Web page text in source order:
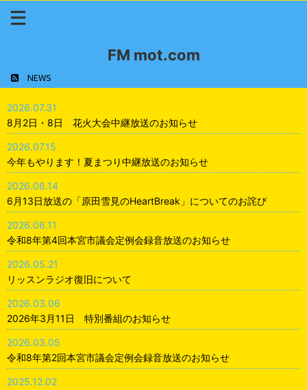
FM mot.com
NEWS
2026.07.31
8月2日・8日 花火大会中継放送のお知らせ
2026.07.15
今年もやります！夏まつり中継放送のお知らせ
2026.06.14
6月13日放送の「原田雪見のHeartBreak」についてのお詫び
2026.06.11
令和8年第4回本宮市議会定例会録音放送のお知らせ
2026.05.21
リッスンラジオ復旧について
2026.03.06
2026年3月11日 特別番組のお知らせ
2026.03.05
令和8年第2回本宮市議会定例会録音放送のお知らせ
2025.12.02